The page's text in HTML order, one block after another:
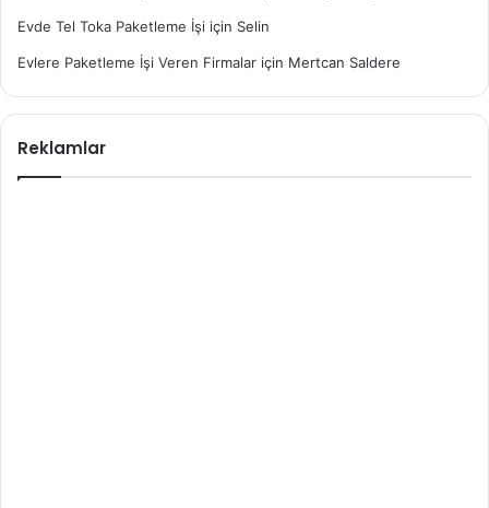
Evde Tel Toka Paketleme İşi için Selin
Evlere Paketleme İşi Veren Firmalar için Mertcan Saldere
Reklamlar